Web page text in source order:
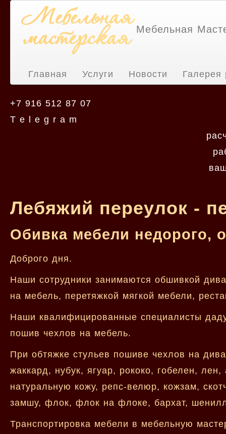
Мебельная
Главная Услуги Новости Галерея
+7 916 512 87 07
T e l e g r a m
Лебяжий переулок -
Обивка мебели недорого,
Доброго дня.
Наши сотрудники занимаются обшивкой
на мебель, перетяжкой мягкой мебели,
Наши квалифицированные специалисты
пошив чехлов на мебель.
При обтяжке стульев пошиве чехлов на
жаккард, нубук, ягуар, рококо, гобелен,
натуральную кожу, репс-велюр, кожзам,
замшу, флок, флок на флоке, бархат,
Транспортировка мебели в мебельную